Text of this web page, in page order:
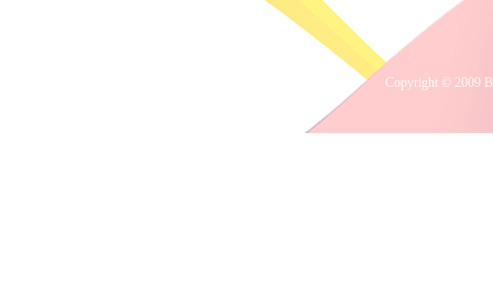
Copyright © 2009